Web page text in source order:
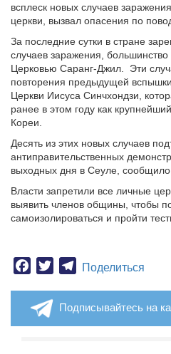
всплеск новых случаев
церкви, вызвал опасения по
За последние сутки в стране
случаев заражения, большинство
Церковью Саранг-Джил. Эти
повторения предыдущей
Церкви Иисуса Синчхондзи,
ранее в этом году как
Кореи.
Десять из этих новых случаев
антиправительственных
выходных дня в Сеуле, сообщило
Власти запретили все личные
выявить членов общины, чтобы
самоизолироваться и пройти
Facebook
TwitterTelegram
Поделиться
Подписывайтесь на